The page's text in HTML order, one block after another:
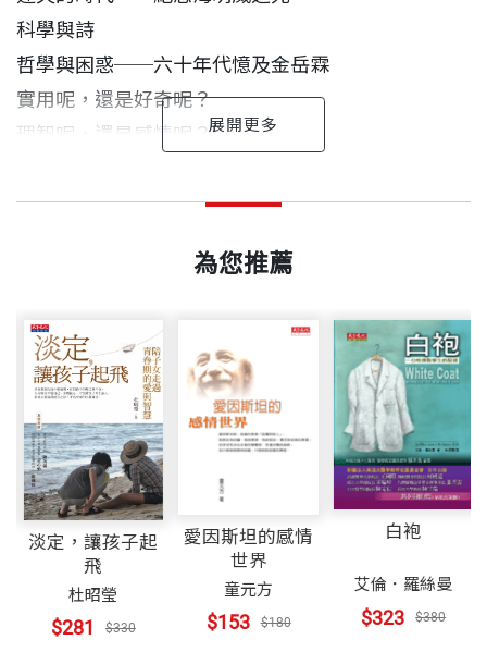
從二十多歲滿腔熱血的知識青年，到成為走過二十世
紀最光燦的科學歲月的智慧長者，陳之藩一直用獨特
的、兼具理性感性的筆，記述他對當代、對科學、對
文學的見解，文中處處流露知識份子憂國憂民的情
科學與詩
哲學與困惑──六十年代憶及金岳霖
實用呢，還是好奇呢？
理智呢，還是感情呢？
風雨中談到深夜
選擇就是創造
興趣與成就
成功的哲學
哲學家皇帝
明善呢，還是察理呢？
自己的路
談風格──在麻省理工學院為中國同學會演講
莫須有與想當然
釋：
三月鶯花誰作賦？一天風絮獨登樓，有斜陽處有春
愁。
最初是我的哈佛同學提起的，也許是他的上海口音，
我一開始就聽錯了，以為是：有斜陽處有春草，立時
生出了一種淒美的意象與感覺。是春草苦戀斜陽罷？
在自己正欣欣向榮的時刻，夢想留住已緩緩西沉的太
亞大學科學碩士，英國劍橋大學哲學博士。
曾任美國普林斯頓大學副研究員，休士頓大學教授，
香港中文大學講座教授，波士頓大學研究教授；現任
香港中文大學電子工程系榮譽教授。 年輕時即是胡適
的忘年小友，梁實秋的暢談夥伴。
除了科技領域的一片天，他始終在心裏為文學保留著
一席之地。著有電機工程論文百篇，《系統導論》及
《人工智慧語言》專書兩冊；散文集《大學時代給胡
適的信》、《蔚藍的天》、《旅美小簡》、《在春風
裏》、《劍河倒影》、《一星如月》、《時空之
出版日期 2012/07/31
出版社 天下文化
裝幀 平裝
14.8×21cm
為您推薦
淡定，讓孩子起
飛
杜昭瑩
$281 $330
愛因斯坦的感情
世界
童元方
$153 $180
白袍
艾倫．羅絲曼
$323 $380